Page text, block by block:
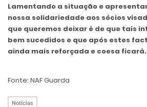
Lamentando a situação e
nossa solidariedade aos sócios
que queremos deixar é de que tais
bem sucedidos e que após estes
ainda mais reforçada e coesa ficará.
Fonte: NAF Guarda
Notícias